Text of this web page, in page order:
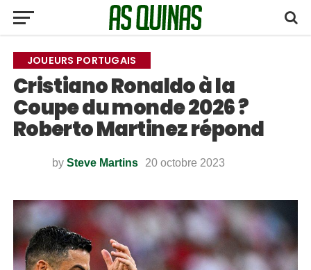
JOUEURS PORTUGAIS
Cristiano Ronaldo à la
Coupe du monde 2026 ?
Roberto Martinez répond
by Steve Martins 20 octobre 2023